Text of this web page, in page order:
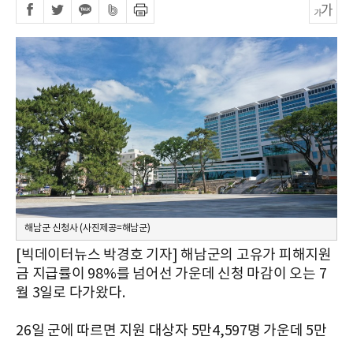
해남군 신청사 (사진제공=해남군)
[빅데이터뉴스 박경호 기자] 해남군의 고유가 피해지원
금 지급률이 98%를 넘어선 가운데 신청 마감이 오는 7
월 3일로 다가왔다.
26일 군에 따르면 지원 대상자 5만4,597명 가운데 5만